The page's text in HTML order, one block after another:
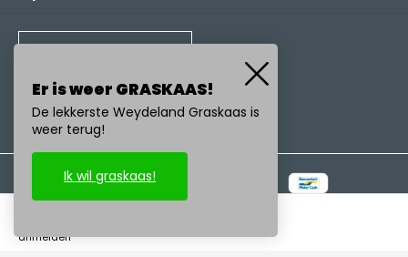
anmelden
Er is weer GRASKAAS!
De lekkerste Weydeland Graskaas is
weer terug!
Ik wil graskaas!